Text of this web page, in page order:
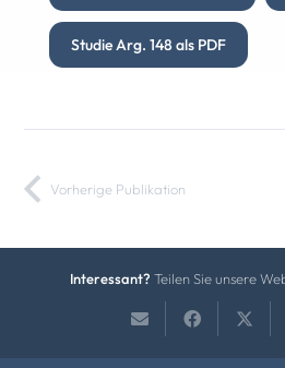
Studie Arg. 148 als PDF
Vorherige Publikation
Interessant? Teilen Sie unsere